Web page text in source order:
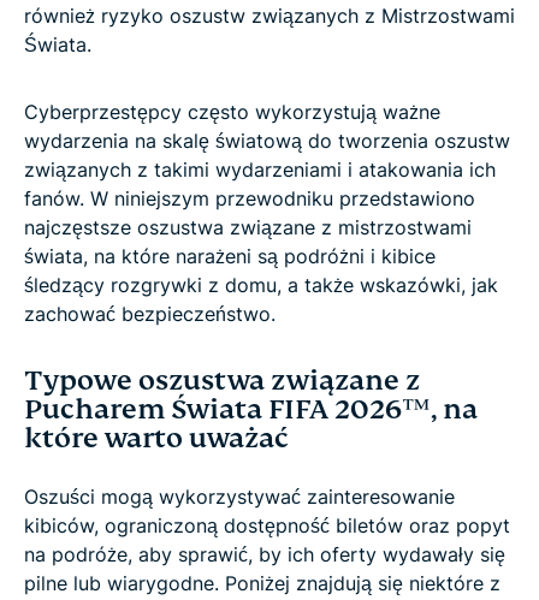
również ryzyko oszustw związanych z Mistrzostwami
Świata.
Cyberprzestępcy często wykorzystują ważne
wydarzenia na skalę światową do tworzenia oszustw
związanych z takimi wydarzeniami i atakowania ich
fanów. W niniejszym przewodniku przedstawiono
najczęstsze oszustwa związane z mistrzostwami
świata, na które narażeni są podróżni i kibice
śledzący rozgrywki z domu, a także wskazówki, jak
zachować bezpieczeństwo.
Typowe oszustwa związane z
Pucharem Świata FIFA 2026™, na
które warto uważać
Oszuści mogą wykorzystywać zainteresowanie
kibiców, ograniczoną dostępność biletów oraz popyt
na podróże, aby sprawić, by ich oferty wydawały się
pilne lub wiarygodne. Poniżej znajdują się niektóre z